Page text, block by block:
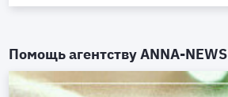
Помощь агентствуANNA-NEWS